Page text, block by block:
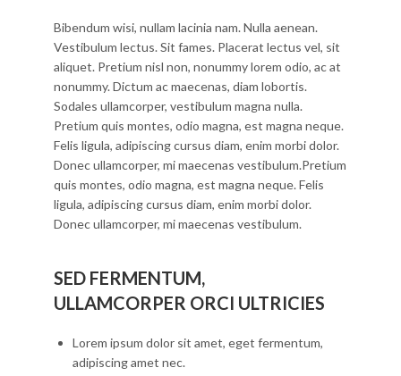
Bibendum wisi, nullam lacinia nam. Nulla aenean.
Vestibulum lectus. Sit fames. Placerat lectus vel, sit
aliquet. Pretium nisl non, nonummy lorem odio, ac at
nonummy. Dictum ac maecenas, diam lobortis.
Sodales ullamcorper, vestibulum magna nulla.
Pretium quis montes, odio magna, est magna neque.
Felis ligula, adipiscing cursus diam, enim morbi dolor.
Donec ullamcorper, mi maecenas vestibulum.Pretium
quis montes, odio magna, est magna neque. Felis
ligula, adipiscing cursus diam, enim morbi dolor.
Donec ullamcorper, mi maecenas vestibulum.
SED FERMENTUM,
ULLAMCORPER ORCI ULTRICIES
Lorem ipsum dolor sit amet, eget fermentum,
adipiscing amet nec.